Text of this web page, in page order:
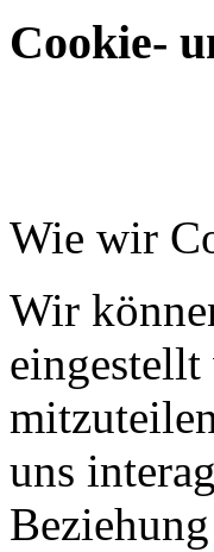
Cookie-
Wie wir
Wir
uns